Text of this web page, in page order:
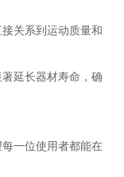
关系到运动质量和
延长器材寿命，确
一位使用者都能在